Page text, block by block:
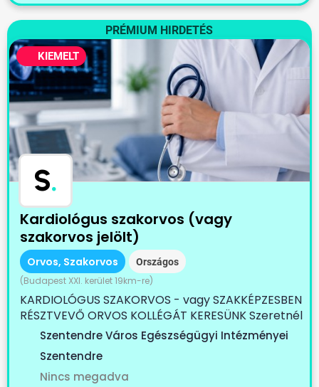
PRÉMIUM HIRDETÉS
KIEMELT
S.
Kardiológus szakorvos (vagy
szakorvos jelölt)
Orvos, Szakorvos Országos
(Budapest XXI. kerület 19km-re)
KARDIOLÓGUS SZAKORVOS - vagy SZAKKÉPZESBEN
RÉSZTVEVŐ ORVOS KOLLÉGÁT KERESÜNK Szeretnél
egy...Szentendre Város Egészségügyi Intézményei
Szentendre
Nincs megadva